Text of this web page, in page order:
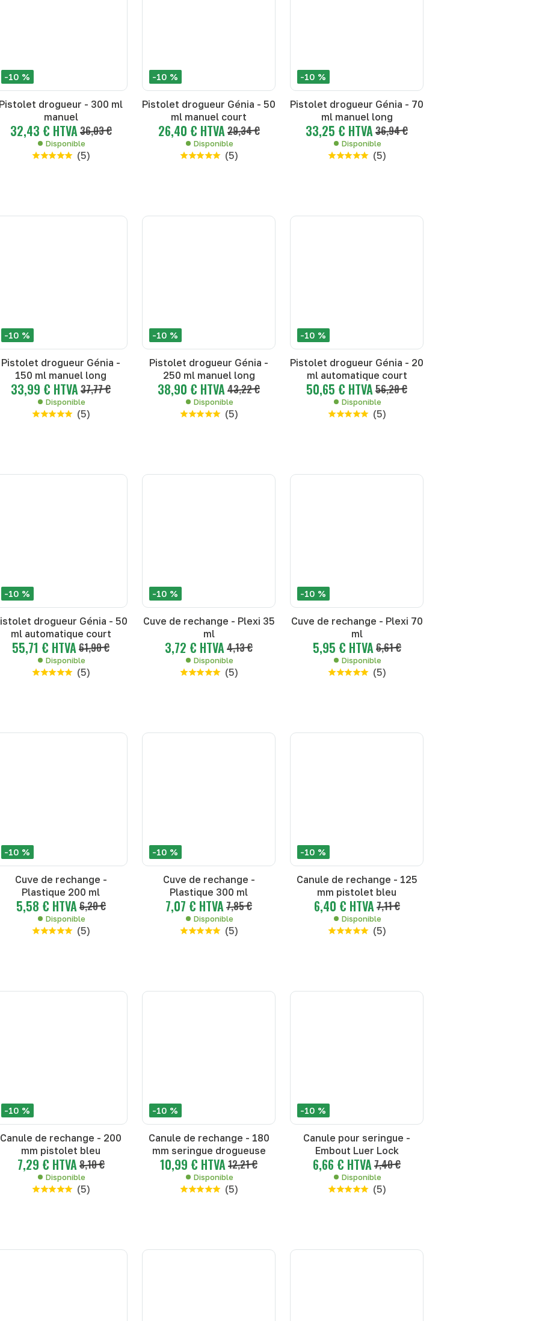
-10 %
drogueur - 300 ml
manuel
32,43 € HTVA 36,03 €
Disponible
(5)
-10 %
Pistolet drogueur Génia - 50
ml manuel court
26,40 € HTVA 29,34 €
Disponible
(5)
-10 %
Pistolet drogueur Génia - 70
ml manuel long
33,25 € HTVA 36,94 €
Disponible
(5)
-10 %
Pistolet drogueur Génia -
150 ml manuel long
33,99 € HTVA 37,77 €
Disponible
(5)
-10 %
Pistolet drogueur Génia -
250 ml manuel long
38,90 € HTVA 43,22 €
Disponible
(5)
-10 %
Pistolet drogueur Génia - 20
ml automatique court
50,65 € HTVA 56,28 €
Disponible
(5)
-10 %
drogueur Génia - 50
ml automatique court
55,71 € HTVA 61,90 €
Disponible
(5)
-10 %
Cuve de rechange - Plexi 35
ml
3,72 € HTVA 4,13 €
Disponible
(5)
-10 %
Cuve de rechange - Plexi 70
ml
5,95 € HTVA 6,61 €
Disponible
(5)
-10 %
Cuve de rechange -
Plastique 200 ml
5,58 € HTVA 6,20 €
Disponible
(5)
-10 %
Cuve de rechange -
Plastique 300 ml
7,07 € HTVA 7,85 €
Disponible
(5)
-10 %
Canule de rechange - 125
mm pistolet bleu
6,40 € HTVA 7,11 €
Disponible
(5)
-10 %
Canule de rechange - 200
mm pistolet bleu
7,29 € HTVA 8,10 €
Disponible
(5)
-10 %
Canule de rechange - 180
mm seringue drogueuse
10,99 € HTVA 12,21 €
Disponible
(5)
-10 %
Canule pour seringue -
Embout Luer Lock
6,66 € HTVA 7,40 €
Disponible
(5)